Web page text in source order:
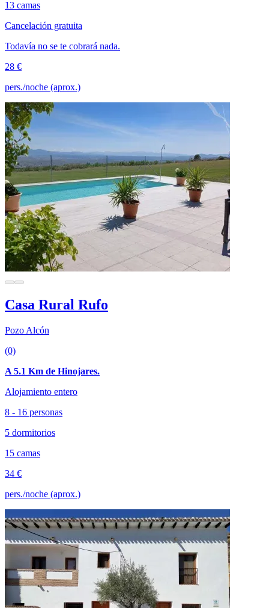
13 camas
Cancelación gratuita
Todavía no se te cobrará nada.
28 €
pers./noche (aprox.)
Casa Rural Rufo
Pozo Alcón
(0)
A 5.1 Km de Hinojares.
Alojamiento entero
8 - 16 personas
5 dormitorios
15 camas
34 €
pers./noche (aprox.)